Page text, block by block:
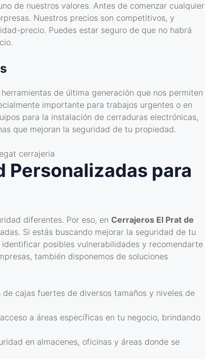
de nuestros valores. Antes de comenzar cualquier
Nuestros precios son competitivos, y
precio. Puedes estar seguro de que no habrá
de última generación que nos permiten
importante para trabajos urgentes o en
para la instalación de cerraduras electrónicas,
que mejoran la seguridad de tu propiedad.
Personalizadas para
diferentes. Por eso, en Cerrajeros El Prat de
Si estás buscando mejorar la seguridad de tu
posibles vulnerabilidades y recomendarte
también disponemos de soluciones
cajas fuertes de diversos tamaños y niveles de
a áreas específicas en tu negocio, brindando
en almacenes, oficinas y áreas donde se